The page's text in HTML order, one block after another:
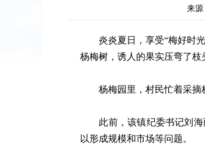
来
炎炎夏日，享受“梅好时光”
杨梅树，诱人的果实压弯了枝
杨梅园里，村民忙着采摘杨
此前，该镇纪委书记刘海
以形成规模和市场等问题。